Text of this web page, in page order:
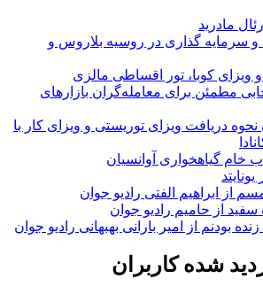
مادرید
سرمایه گذاری در روسیه بلاروس و
ویزای کوبا، تور اقساطی مالزی
مطمئن برای معامله‌گران بازارهای
دریافت ویزای توریستی و ویزای کار با
خام گیاهخواری آوانسیان
از ابراهیم الفتی رادیو جوان
سفید از حامیم رادیو جوان
بودنم از امیر بارانی بهبهانی رادیو جوان
شده کاربران